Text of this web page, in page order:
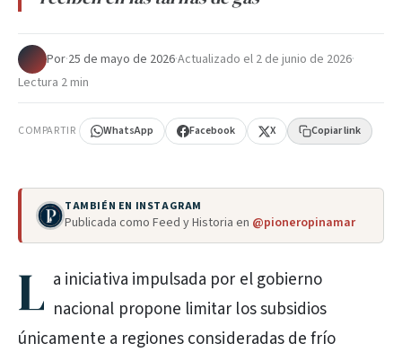
Por·25 de mayo de 2026·Actualizado el 2 de junio de 2026·
Lectura 2 min
COMPARTIR WhatsApp Facebook X Copiar link
TAMBIÉN EN INSTAGRAM
Publicada como Feed y Historia en @pioneropinamar
L a iniciativa impulsada por el gobierno
nacional propone limitar los subsidios
únicamente a regiones consideradas de frío